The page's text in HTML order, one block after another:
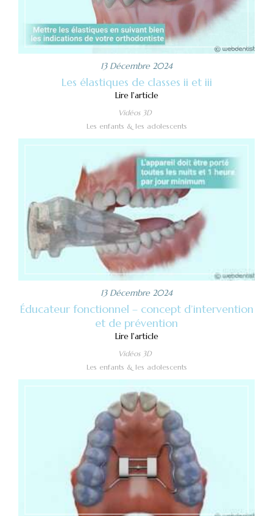
13 Décembre 2024
Les élastiques de classes ii et iii
Lire l'article
Vidéos 3D
Les enfants & les adolescents
13 Décembre 2024
Éducateur fonctionnel – concept d’intervention
et de prévention
Lire l'article
Vidéos 3D
Les enfants & les adolescents